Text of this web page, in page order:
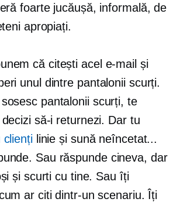
foarte jucăușă, informală, de
apropiați.
că citești acel e-mail și
unul dintre pantalonii scurți.
pantalonii scurți, te
să-i returnezi. Dar tu
cliențilinie și sună neîncetat...
Sau răspunde cineva, dar
și scurti cu tine. Sau îți
ar citi dintr-un scenariu. Îți